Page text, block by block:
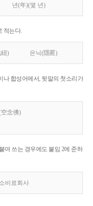
년(年)(몇 년)
적는다.
紐) 은닉(隱匿)
나 합성어에서, 뒷말의 첫소리가
念佛)
여 쓰는 경우에도 붙임 2에 준하
비료회사